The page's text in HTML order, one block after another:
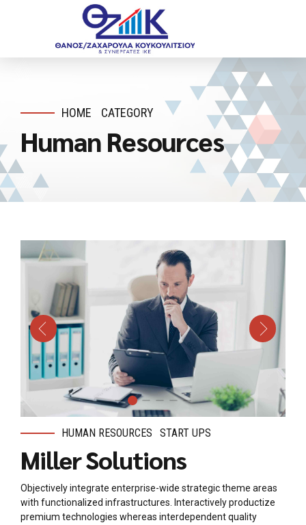
HOME CATEGORY
Human Resources
HUMAN RESOURCES START UPS
Miller Solutions
Objectively integrate enterprise-wide strategic theme areas
with functionalized infrastructures. Interactively productize
premium technologies whereas interdependent quality